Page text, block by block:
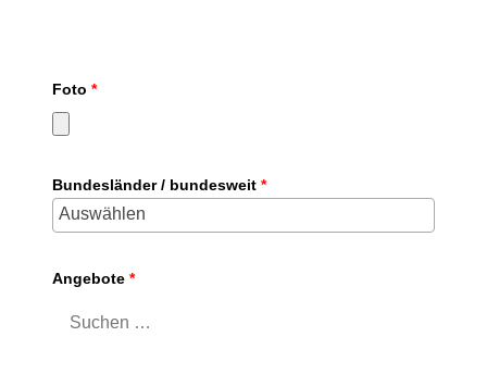
Foto *
Bundesländer / bundesweit *
Angebote *